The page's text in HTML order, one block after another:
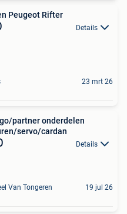
Peugeot Rifter
Details
23 mrt 26
partner onderdelen
servo/cardan
Details
Van Tongeren 19 jul 26